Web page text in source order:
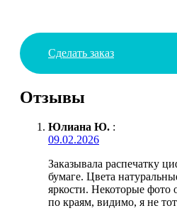
Сделать заказ
Отзывы
Юлиана Ю. :
09.02.2026
Заказывала распечатку
бумаге. Цвета
яркости. Некоторые фото
по краям, видимо, я не